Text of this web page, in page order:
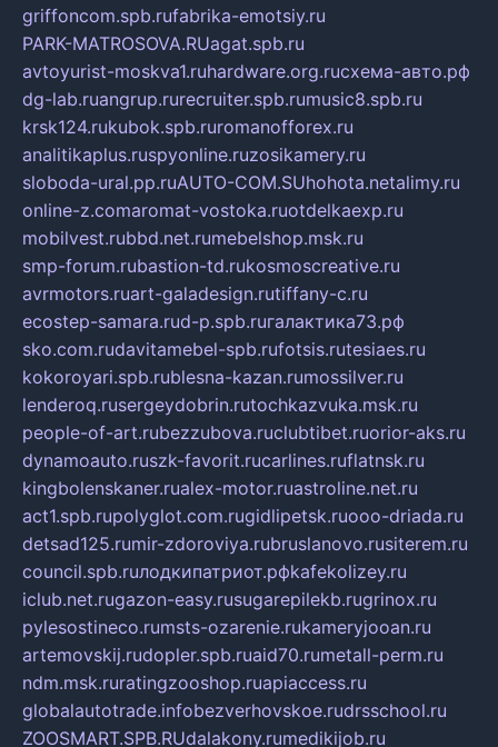
griffoncom.spb.rufabrika-emotsiy.ru
PARK-MATROSOVA.RUagat.spb.ru
avtoyurist-moskva1.ruhardware.org.ruсхема-авто.рф
dg-lab.ruangrup.rurecruiter.spb.rumusic8.spb.ru
krsk124.rukubok.spb.ruromanofforex.ru
analitikaplus.ruspyonline.ruzosikamery.ru
sloboda-ural.pp.ruAUTO-COM.SUhohota.netalimy.ru
online-z.comaromat-vostoka.ruotdelkaexp.ru
mobilvest.rubbd.net.rumebelshop.msk.ru
smp-forum.rubastion-td.rukosmoscreative.ru
avrmotors.ruart-galadesign.rutiffany-c.ru
ecostep-samara.rud-p.spb.ruгалактика73.рф
sko.com.rudavitamebel-spb.rufotsis.rutesiaes.ru
kokoroyari.spb.rublesna-kazan.rumossilver.ru
lenderoq.rusergeydobrin.rutochkazvuka.msk.ru
people-of-art.rubezzubova.ruclubtibet.ruorior-aks.ru
dynamoauto.ruszk-favorit.rucarlines.ruflatnsk.ru
kingbolenskaner.rualex-motor.ruastroline.net.ru
act1.spb.rupolyglot.com.rugidlipetsk.ruooo-driada.ru
detsad125.rumir-zdoroviya.rubruslanovo.rusiterem.ru
council.spb.ruлодкипатриот.рфkafekolizey.ru
iclub.net.rugazon-easy.rusugarepilekb.rugrinox.ru
pylesostineco.rumsts-ozarenie.rukameryjooan.ru
artemovskij.rudopler.spb.ruaid70.rumetall-perm.ru
ndm.msk.ruratingzooshop.ruapiaccess.ru
globalautotrade.infobezverhovskoe.rudrsschool.ru
ZOOSMART.SPB.RUdalakony.rumedikijob.ru